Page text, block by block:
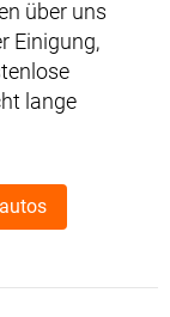
über uns
Einigung,
lange